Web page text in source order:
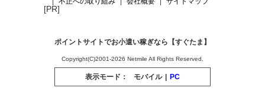
[PR]
ポイントサイトでお小遣い稼ぎなら【すぐたま】
Copyright(C)2001-2026 Netmile All Rights Reserved.
表示モード： モバイル | PC